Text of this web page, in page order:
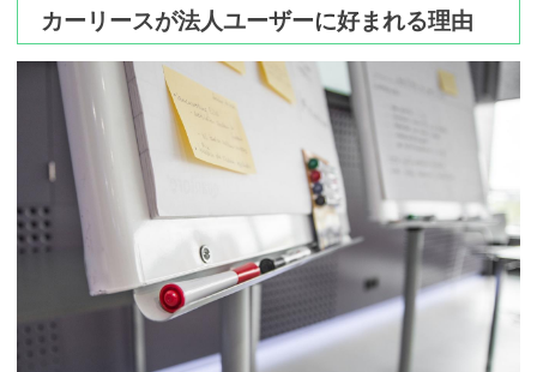
カーリースが法人ユーザーに好まれる理由